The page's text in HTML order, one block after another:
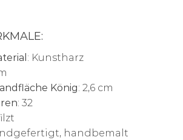
: Kunstharz
König: 2,6 cm
: 32
handbemalt